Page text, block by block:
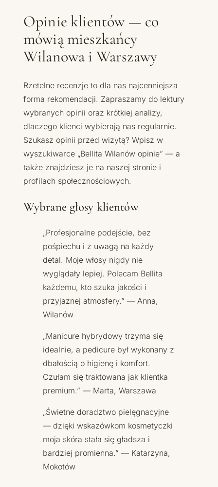
Opinie klientów — co
mówią mieszkańcy
Wilanowa i Warszawy
Rzetelne recenzje to dla nas najcenniejsza
forma rekomendacji. Zapraszamy do lektury
wybranych opinii oraz krótkiej analizy,
dlaczego klienci wybierają nas regularnie.
Szukasz opinii przed wizytą? Wpisz w
wyszukiwarce „Bellita Wilanów opinie” — a
także znajdziesz je na naszej stronie i
profilach społecznościowych.
Wybrane głosy klientów
„Profesjonalne podejście, bez
pośpiechu i z uwagą na każdy
detal. Moje włosy nigdy nie
wyglądały lepiej. Polecam Bellita
każdemu, kto szuka jakości i
przyjaznej atmosfery.” — Anna,
Wilanów
„Manicure hybrydowy trzyma się
idealnie, a pedicure był wykonany z
dbałością o higienę i komfort.
Czułam się traktowana jak klientka
premium.” — Marta, Warszawa
„Świetne doradztwo pielęgnacyjne
— dzięki wskazówkom kosmetyczki
moja skóra stała się gładsza i
bardziej promienna.” — Katarzyna,
Mokotów